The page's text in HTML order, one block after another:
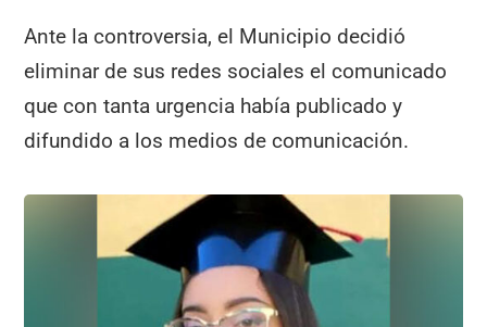
Ante la controversia, el Municipio decidió
eliminar de sus redes sociales el comunicado
que con tanta urgencia había publicado y
difundido a los medios de comunicación.